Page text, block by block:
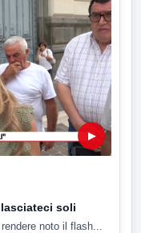
▶
soli
noto il flash...